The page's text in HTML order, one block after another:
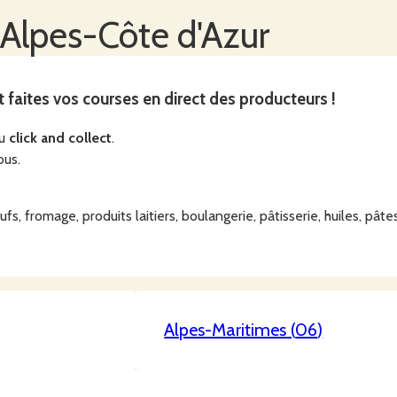
Côte d'Azur
faites vos courses en direct des producteurs !
click and collect.
fromage, produits laitiers, boulangerie, pâtisserie, huiles,
Alpes-Maritimes (06)